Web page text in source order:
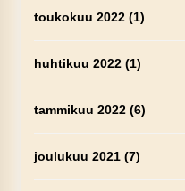
toukokuu 2022(1)
huhtikuu 2022(1)
tammikuu 2022(6)
joulukuu 2021(7)